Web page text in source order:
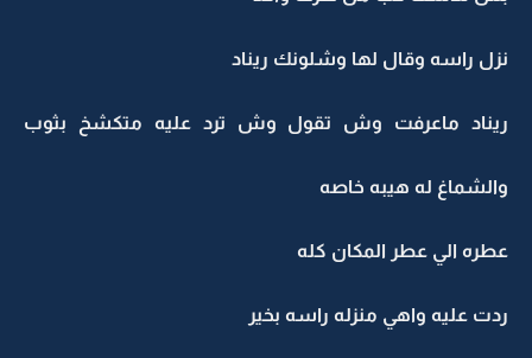
نزل راسه وقال لها وشلونك ريناد
ريناد ماعرفت وش تقول وش ترد عليه متكشخ بثوب
والشماغ له هيبه خاصه
عطره الي عطر المكان كله
ردت عليه واهي منزله راسه بخير